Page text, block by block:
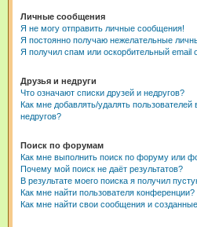
Личные сообщения
Я не могу отправить личные сообщения!
Я постоянно получаю нежелательные
Я получил спам или оскорбительный email
Друзья и недруги
Что означают списки друзей и недругов?
Как мне добавлять/удалять пользователей
недругов?
Поиск по форумам
Как мне выполнить поиск по форуму или
Почему мой поиск не даёт результатов?
В результате моего поиска я получил
Как мне найти пользователя конференции?
Как мне найти свои сообщения и